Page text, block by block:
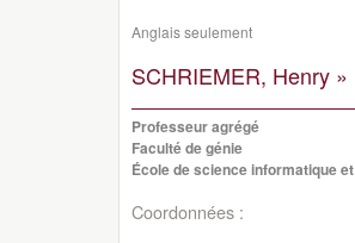
Anglais seulement
SCHRIEMER, Henry »
Professeur agrégé
Faculté de génie
École de science informatique
Coordonnées :